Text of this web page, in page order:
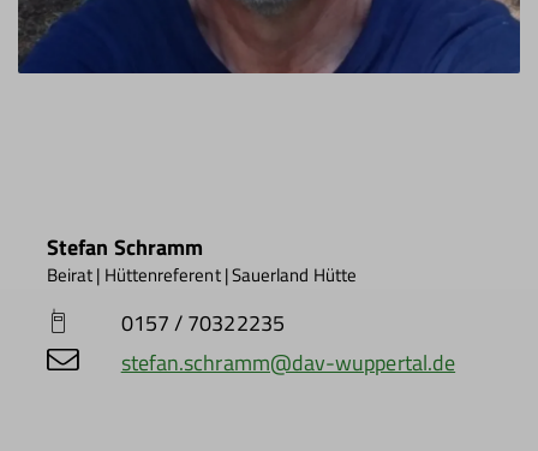
Stefan Schramm
Beirat | Hüttenreferent | Sauerland Hütte
0157 / 70322235
stefan.schramm@dav-wuppertal.de